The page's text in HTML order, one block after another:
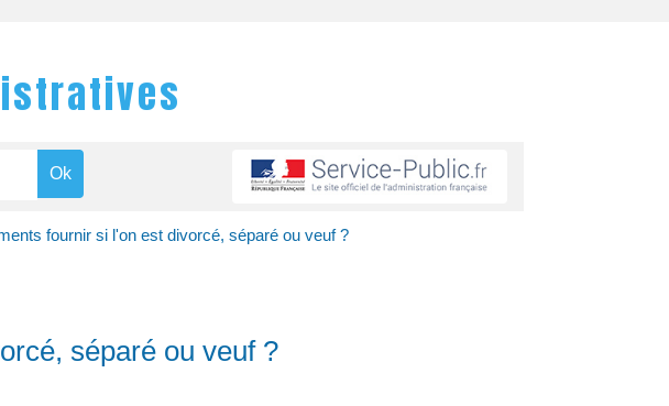
fournir si l'on est divorcé, séparé ou veuf ?
séparé ou veuf ?